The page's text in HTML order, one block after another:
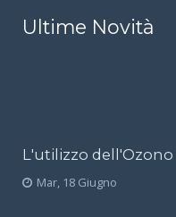
Ultime Novità
L'utilizzo
Mar, 18 Giugno